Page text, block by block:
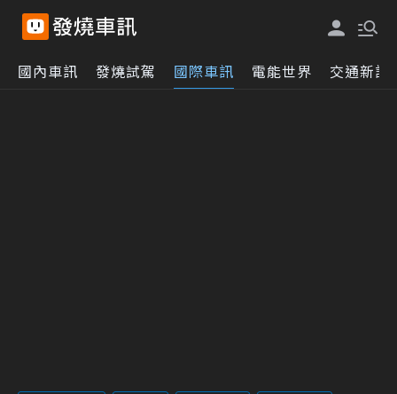
國內車訊 發燒試駕 國際車訊 電能世界 交通新訊